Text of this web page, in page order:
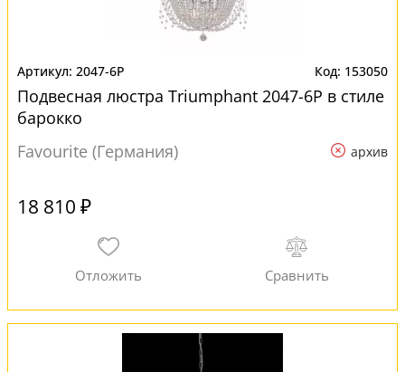
2047-6P 153050
Подвесная люстра Triumphant 2047-6P в стиле
барокко
Favourite (Германия)
архив
18 810 ₽